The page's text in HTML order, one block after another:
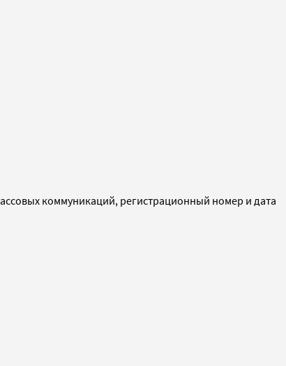
коммуникаций, регистрационный номер и дата